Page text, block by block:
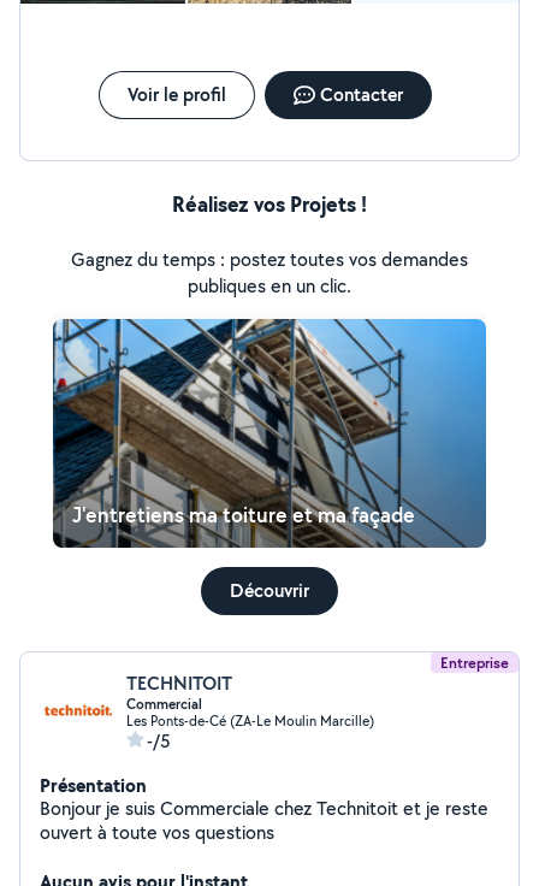
Voir le profil Contacter
Réalisez vos Projets !
Gagnez du temps : postez toutes vos demandes
publiques en un clic.
J'entretiens ma toiture et ma façade
Découvrir
Entreprise
TECHNITOIT
Commercial
Les Ponts-de-Cé (ZA-Le Moulin Marcille)
-/5
Présentation
Bonjour je suis Commerciale chez Technitoit et je reste
ouvert à toute vos questions